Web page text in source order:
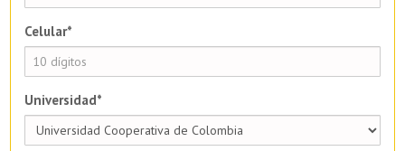
Celular*
Universidad*